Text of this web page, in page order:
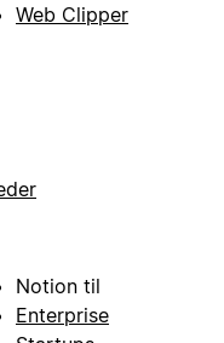
Web Clipper
Notion til
Enterprise